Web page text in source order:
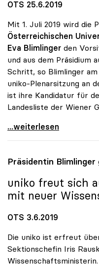
OTS 25.6.2019
Mit 1. Juli 2019 wird die
Österreichischen
Eva Blimlinger den
und aus dem Präsidium
Schritt, so Blimlinger
uniko-Plenarsitzung an
ist ihre Kandidatur für
Landesliste der Wiener
uniko: Eva Blimlinger
...weiterlesen
Präsidentin
uniko freut sich
mit neuer
OTS 3.6.2019
Die uniko ist erfreut
Sektionschefin Iris